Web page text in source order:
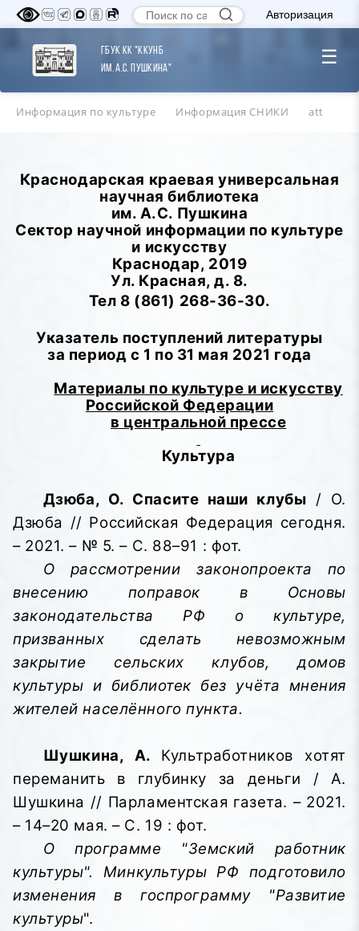
Авторизация
ГБУК КК "ККУНБ
им. А.С. Пушкина"
☰
Информация по культуре Информация СНИКИ att
Краснодарская краевая универсальная
научная библиотека
им. А.С. Пушкина
Сектор научной информации по культуре
и искусству
Краснодар, 2019
Ул. Красная, д. 8.
Тел 8 (861) 268-36-30.
Указатель поступлений литературы
за период с 1 по 31 мая 2021 года
Материалы по культуре и искусству
Российской Федерации
в центральной прессе
Культура
Дзюба, О. Спасите наши клубы / О.
Дзюба // Российская Федерация сегодня.
– 2021. – № 5. – С. 88–91 : фот.
О рассмотрении законопроекта по
внесению поправок в Основы
законодательства РФ о культуре,
призванных сделать невозможным
закрытие сельских клубов, домов
культуры и библиотек без учёта мнения
жителей населённого пункта.
Шушкина, А. Культработников хотят
переманить в глубинку за деньги / А.
Шушкина // Парламентская газета. – 2021.
– 14–20 мая. – С. 19 : фот.
О программе "Земский работник
культуры". Минкультуры РФ подготовило
изменения в госпрограмму "Развитие
культуры".